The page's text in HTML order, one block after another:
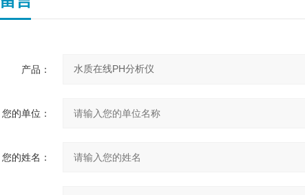
产品：
您的单位：
您的姓名：